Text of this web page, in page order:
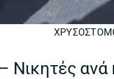
Νικητές ανά